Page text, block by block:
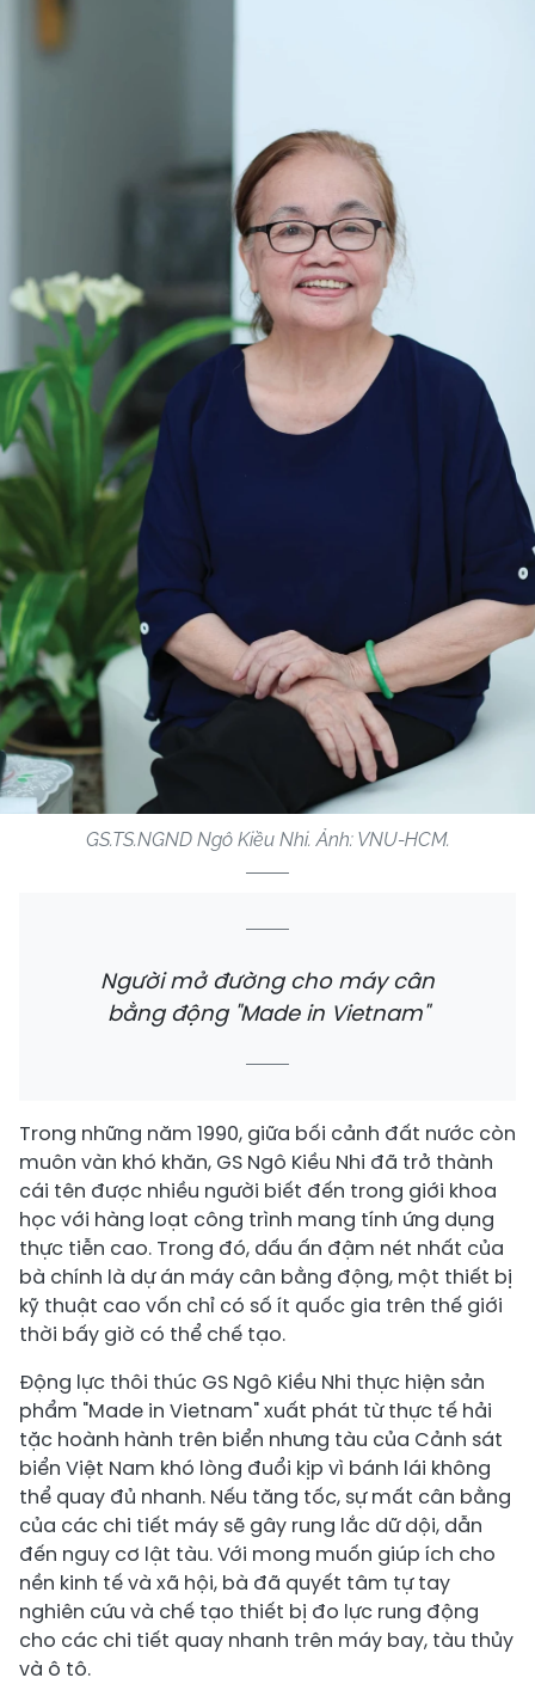
GS.TS.NGND Ngô Kiều Nhi. Ảnh: VNU-HCM.
Người mở đường cho máy cân
bằng động "Made in Vietnam"
Trong những năm 1990, giữa bối cảnh đất nước còn
muôn vàn khó khăn, GS Ngô Kiều Nhi đã trở thành
cái tên được nhiều người biết đến trong giới khoa
học với hàng loạt công trình mang tính ứng dụng
thực tiễn cao. Trong đó, dấu ấn đậm nét nhất của
bà chính là dự án máy cân bằng động, một thiết bị
kỹ thuật cao vốn chỉ có số ít quốc gia trên thế giới
thời bấy giờ có thể chế tạo.
Động lực thôi thúc GS Ngô Kiều Nhi thực hiện sản
phẩm "Made in Vietnam" xuất phát từ thực tế hải
tặc hoành hành trên biển nhưng tàu của Cảnh sát
biển Việt Nam khó lòng đuổi kịp vì bánh lái không
thể quay đủ nhanh. Nếu tăng tốc, sự mất cân bằng
của các chi tiết máy sẽ gây rung lắc dữ dội, dẫn
đến nguy cơ lật tàu. Với mong muốn giúp ích cho
nền kinh tế và xã hội, bà đã quyết tâm tự tay
nghiên cứu và chế tạo thiết bị đo lực rung động
cho các chi tiết quay nhanh trên máy bay, tàu thủy
và ô tô.